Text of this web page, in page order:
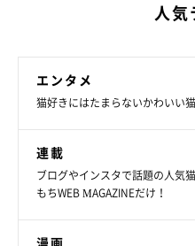
人気
エンタメ
猫好きにはたまらないかわいい
連載
ブログやインスタで話題の人気
もちWEB MAGAZINEだけ！